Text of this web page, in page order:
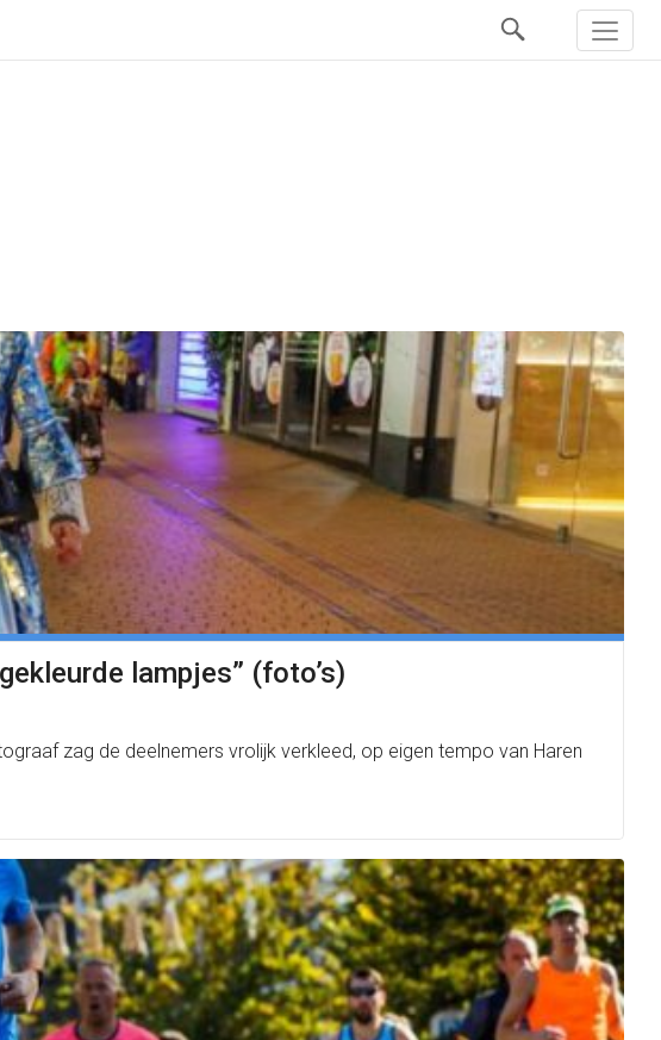
lampjes” (foto’s)
zag de deelnemers vrolijk verkleed, op eigen tempo van Haren